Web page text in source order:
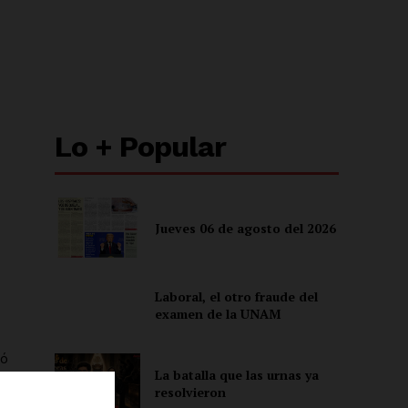
Lo + Popular
Jueves 06 de agosto del 2026
Laboral, el otro fraude del
examen de la UNAM
La batalla que las urnas ya
resolvieron